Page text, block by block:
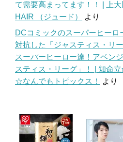
て需要高まってます！！ | 上
HAIR （ジュード）
より
DCコミックのスーパーヒー
対抗した「ジャスティス・リー
スーパーヒーロー達！アベン
スティス・リーグ」！ | 知命
☆なんでもトピックス！
より